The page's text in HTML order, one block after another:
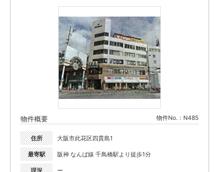
物件概要 物件No.：N485
住所 大阪市此花区四貫島1
最寄駅 阪神 なんば線 千鳥橋駅より徒歩1分
現況 ー